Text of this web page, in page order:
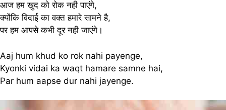
आज हम खुद को रोक नही पाएंगे,
क्योंकि विदाई का वक्त हमारे सामने है,
पर हम आपसे कभी दूर नही जाएंगे।
Aaj hum khud ko rok nahi payenge,
Kyonki vidai ka waqt hamare samne hai,
Par hum aapse dur nahi jayenge.